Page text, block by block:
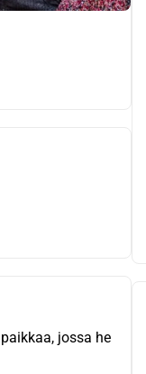
jossa he